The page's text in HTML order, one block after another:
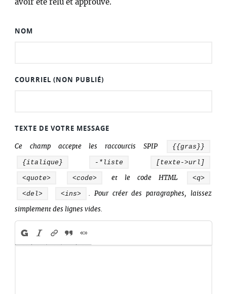
avoir été relu et approuvé.
NOM
COURRIEL (NON PUBLIÉ)
TEXTE DE VOTRE MESSAGE
Ce champ accepte les raccourcis SPIP {{gras}}
{italique} -*liste [texte->url]
<quote> <code> et le code HTML <q>
<del> <ins> . Pour créer des paragraphes, laissez
simplement des lignes vides.